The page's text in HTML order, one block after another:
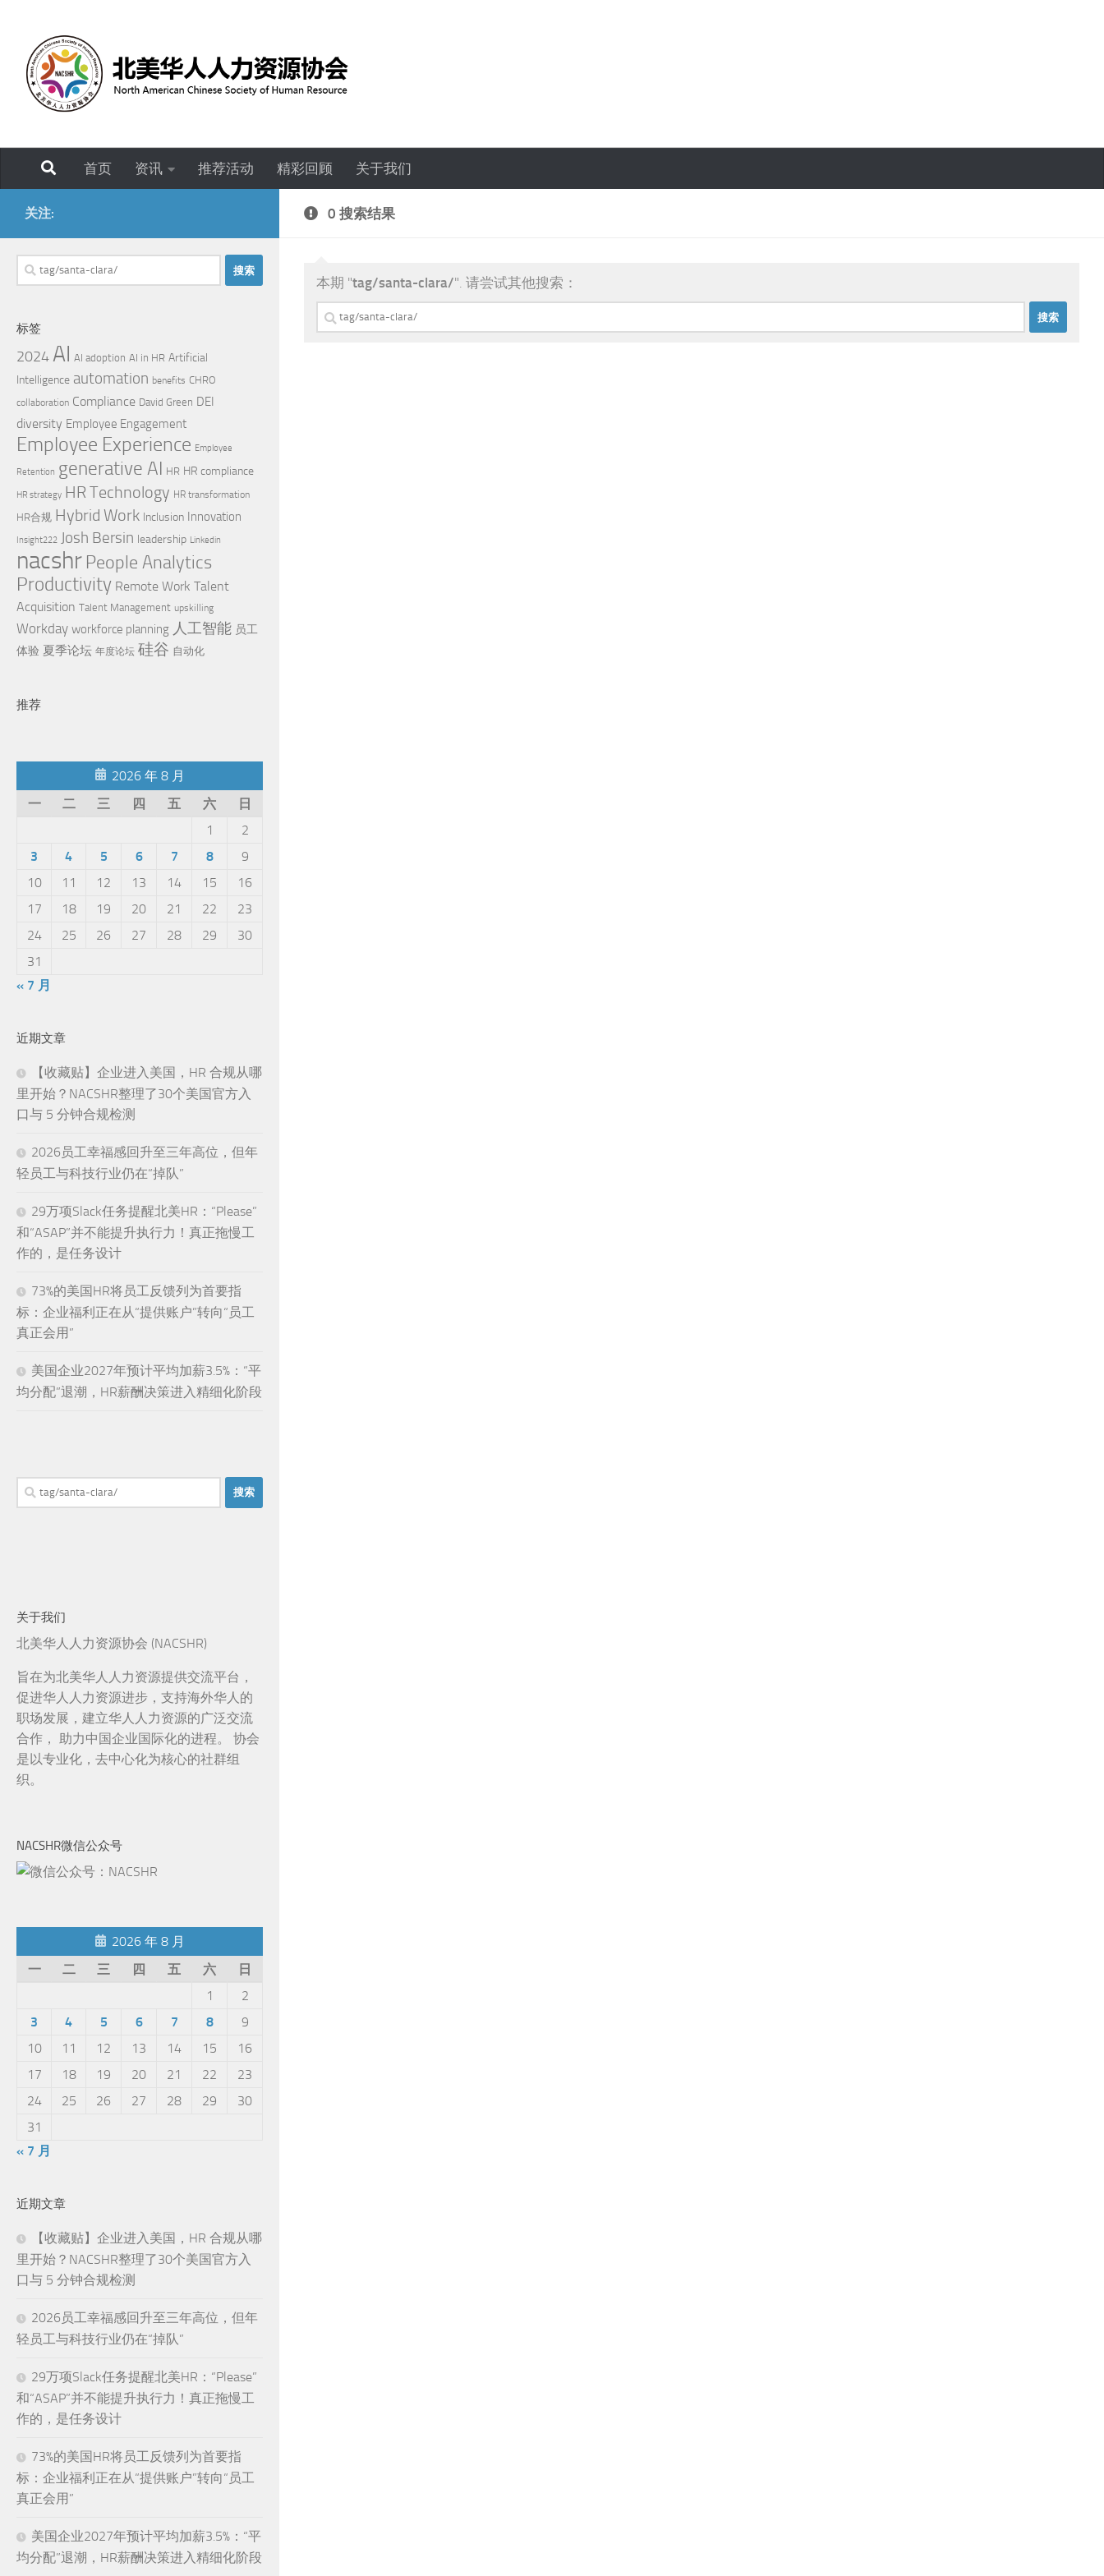
首页 资讯 推荐活动 精彩回顾 关于我们
0 搜索结果
本期 "tag/santa-clara/". 请尝试其他搜索：
搜
索：
关注:
搜
索：
标签
2024 AI AI adoption AI in HR Artificial
Intelligence automation benefits CHRO
collaboration Compliance David Green DEI
diversity Employee Engagement
Employee Experience Employee
Retention generative AI HR HR compliance
HR strategy HR Technology HR transformation
HR合规 Hybrid Work Inclusion Innovation
Insight222 Josh Bersin leadership Linkedin
nacshr People Analytics
Productivity Remote Work Talent
Acquisition Talent Management upskilling
Workday workforce planning 人工智能 员工
体验 夏季论坛 年度论坛 硅谷 自动化
推荐
2026 年 8 月
一
二 三 四 五 六
日
1
2
3
4 5 6 7 8
9
10
11 12 13 14 15
16
17
18 19 20 21 22
23
24
25 26 27 28 29
30
31
« 7 月
近期文章
【收藏贴】企业进入美国，HR 合规从哪
里开始？NACSHR整理了30个美国官方入
口与 5 分钟合规检测
2026员工幸福感回升至三年高位，但年
轻员工与科技行业仍在“掉队”
29万项Slack任务提醒北美HR：“Please”
和“ASAP”并不能提升执行力！真正拖慢工
作的，是任务设计
73%的美国HR将员工反馈列为首要指
标：企业福利正在从“提供账户”转向“员工
真正会用”
美国企业2027年预计平均加薪3.5%：“平
均分配”退潮，HR薪酬决策进入精细化阶段
搜
索：
关于我们
北美华人人力资源协会 (NACSHR)
旨在为北美华人人力资源提供交流平台，
促进华人人力资源进步，支持海外华人的
职场发展，建立华人人力资源的广泛交流
合作， 助力中国企业国际化的进程。 协会
是以专业化，去中心化为核心的社群组
织。
NACSHR微信公众号
2026 年 8 月
一
二 三 四 五 六
日
1
2
3
4 5 6 7 8
9
10
11 12 13 14 15
16
17
18 19 20 21 22
23
24
25 26 27 28 29
30
31
« 7 月
近期文章
【收藏贴】企业进入美国，HR 合规从哪
里开始？NACSHR整理了30个美国官方入
口与 5 分钟合规检测
2026员工幸福感回升至三年高位，但年
轻员工与科技行业仍在“掉队”
29万项Slack任务提醒北美HR：“Please”
和“ASAP”并不能提升执行力！真正拖慢工
作的，是任务设计
73%的美国HR将员工反馈列为首要指
标：企业福利正在从“提供账户”转向“员工
真正会用”
美国企业2027年预计平均加薪3.5%：“平
均分配”退潮，HR薪酬决策进入精细化阶段